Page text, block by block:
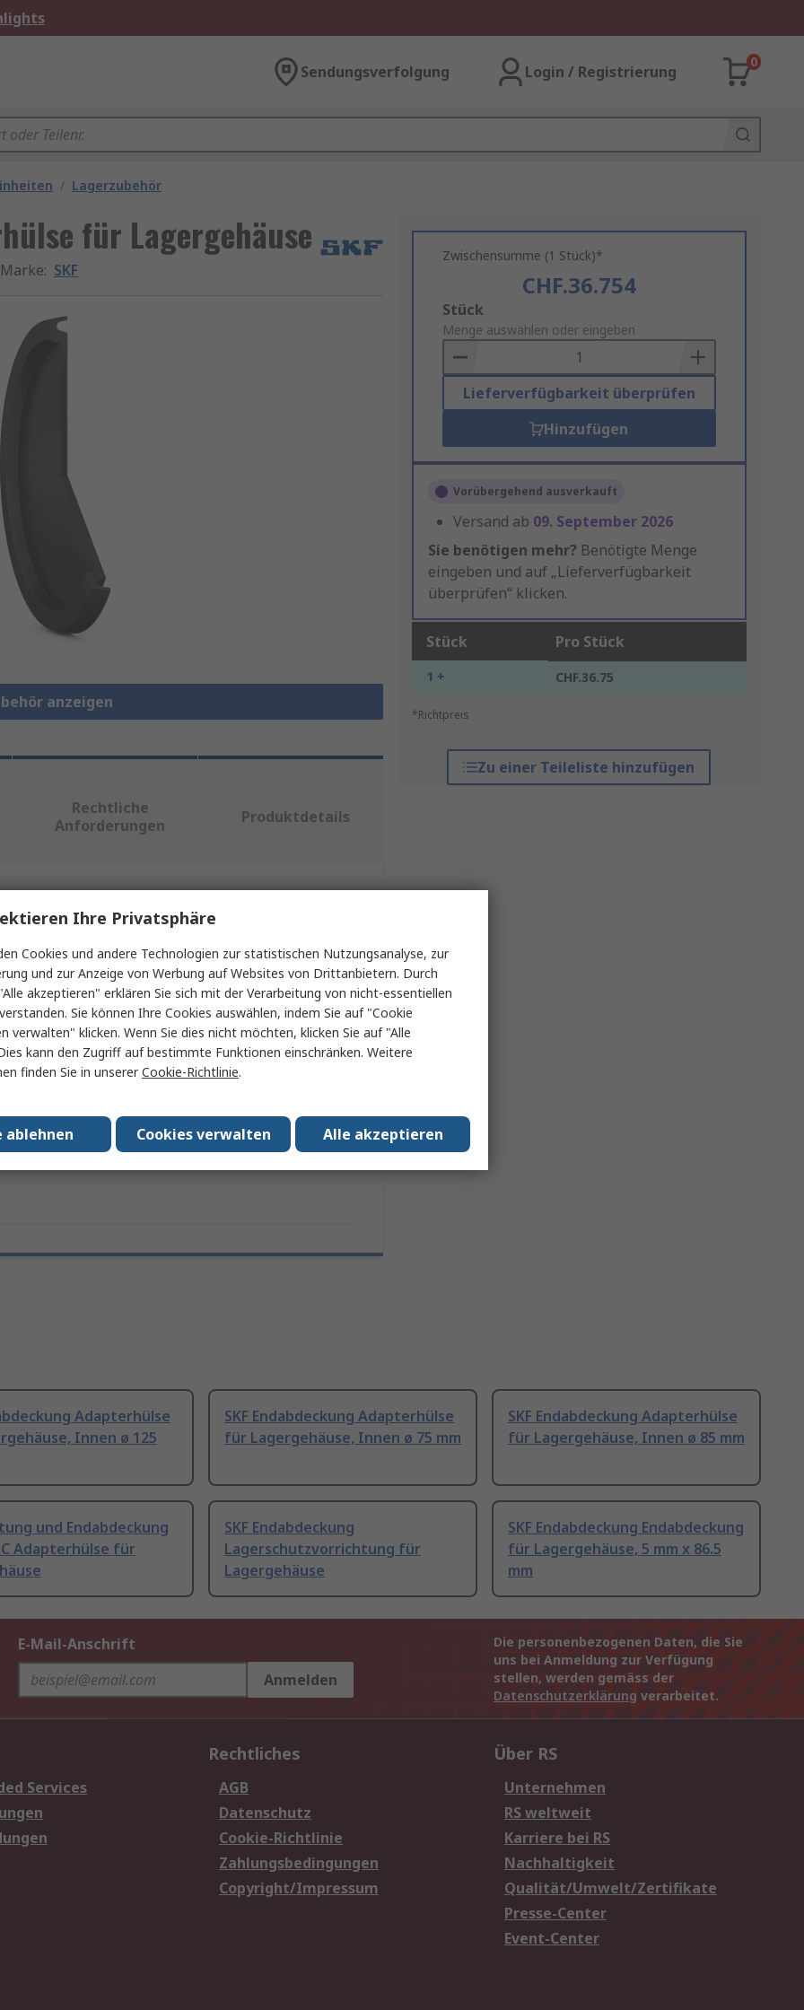
Sendungsverfolgung Login / Registrierung
0
/ Lagerzubehör
für Lagergehäuse
Marke: SKF
anzeigen
Zwischensumme (1 Stück)*
CHF.36.754
Add
to
Basket
Stück
Menge auswählen oder eingeben
Lieferverfügbarkeit überprüfen
Hinzufügen
Vorübergehend ausverkauft
Versand ab 09. September 2026
Sie benötigen mehr? Benötigte Menge
eingeben und auf „Lieferverfügbarkeit
überprüfen“ klicken.
Stück Pro Stück
1 + CHF.36.75
*Richtpreis
Zu einer Teileliste hinzufügen
Rechtliche
Anforderungen
Produktdetails
oder mehrere Eigenschaften auswählen.
Wert
SKF
Adapterhülse
Endabdeckung
mit Lagergehäuse
Adapterhülse
Innen ø 125
SKF Endabdeckung Adapterhülse
für Lagergehäuse, Innen ø 75 mm
SKF Endabdeckung Adapterhülse
für Lagergehäuse, Innen ø 85 mm
und Endabdeckung
C Adapterhülse für
SKF Endabdeckung
Lagerschutzvorrichtung für
Lagergehäuse
SKF Endabdeckung Endabdeckung
für Lagergehäuse, 5 mm x 86.5
mm
E-Mail-Anschrift
Anmelden
Die personenbezogenen Daten, die Sie
uns bei Anmeldung zur Verfügung
stellen, werden gemäss der
Datenschutzerklärung verarbeitet.
Services
Rechtliches
AGB
Datenschutz
Cookie-Richtlinie
Zahlungsbedingungen
Copyright/Impressum
Über RS
Unternehmen
RS weltweit
Karriere bei RS
Nachhaltigkeit
Qualität/Umwelt/Zertifikate
Presse-Center
Event-Center
Ihre Privatsphäre
Cookies und andere Technologien zur statistischen Nutzungsanalyse, zur
und zur Anzeige von Werbung auf Websites von Drittanbietern. Durch
akzeptieren" erklären Sie sich mit der Verarbeitung von nicht-essentiellen
Sie können Ihre Cookies auswählen, indem Sie auf "Cookie
verwalten" klicken. Wenn Sie dies nicht möchten, klicken Sie auf "Alle
kann den Zugriff auf bestimmte Funktionen einschränken. Weitere
finden Sie in unsererCookie-Richtlinie.
Alle akzeptieren
Cookies verwalten
ablehnen